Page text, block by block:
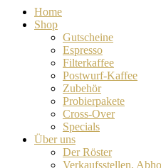
Home
Shop
Gutscheine
Espresso
Filterkaffee
Postwurf-Kaffee
Zubehör
Probierpakete
Cross-Over
Specials
Über uns
Der Röster
Verkaufsstellen,